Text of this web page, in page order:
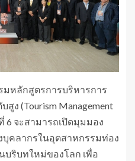
มหลักสูตรการบริหารการ
ง (Tourism Management
6 จะสามารถเปิดมุมมอง
บุคลากรในอุตสาหกรรมท่อง
บริบทใหม่ของโลก เพื่อ